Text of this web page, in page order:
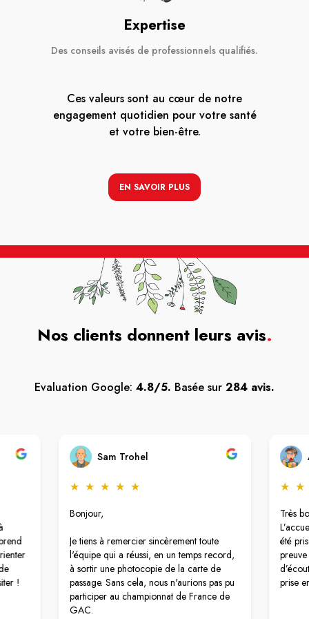
Expertise
Des conseils avisés de professionnels qualifiés.
Ces valeurs sont au cœur de notre
engagement quotidien pour votre santé
et votre bien-être.
EN SAVOIR PLUS
Nos clients donnent leurs avis.
Evaluation Google: 4.8/5. Basée sur 284 avis.
!
Sam Trohel
★ ★ ★ ★ ★
Bonjour,
Je tiens à remercier sincèrement toute
l'équipe qui a réussi, en un temps record,
à sortir une photocopie de la carte de
passage. Sans cela, nous n'aurions pas pu
participer au championnat de France de
GAC.
★ ★
Très
été
prise